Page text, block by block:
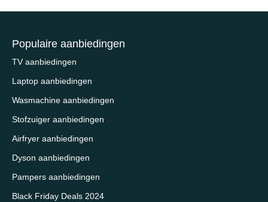
Populaire aanbiedingen
TV aanbiedingen
Laptop aanbiedingen
Wasmachine aanbiedingen
Stofzuiger aanbiedingen
Airfryer aanbiedingen
Dyson aanbiedingen
Pampers aanbiedingen
Black Friday Deals 2024